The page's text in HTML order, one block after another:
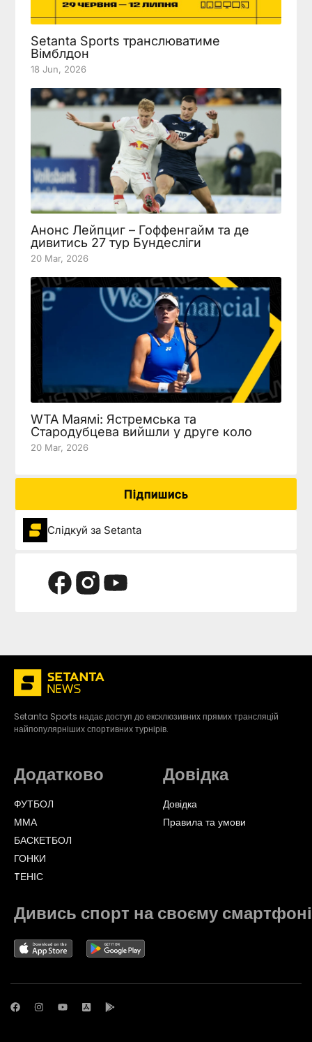
Setanta Sports транслюватиме
Вімблдон
18 Jun, 2026
Анонс Лейпциг – Гоффенгайм та де
дивитись 27 тур Бундесліги
20 Mar, 2026
WTA Маямі: Ястремська та
Стародубцева вийшли у друге коло
20 Mar, 2026
Підпишись
Слідкуй за Setanta
Setanta Sports надає доступ до ексклюзивних прямих трансляцій
найпопулярніших спортивних турнірів.
Додатково
ФУТБОЛ
ММА
БАСКЕТБОЛ
ГОНКИ
TЕНІС
Довідка
Довідка
Правила та умови
Дивись спорт на своєму смартфоні